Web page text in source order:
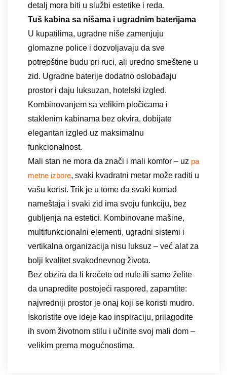
detalj mora biti u službi estetike i reda.
Tuš kabina sa nišama i ugradnim baterijama
U kupatilima, ugradne niše zamenjuju
glomazne police i dozvoljavaju da sve
potrepštine budu pri ruci, ali uredno smeštene u
zid. Ugradne baterije dodatno oslobađaju
prostor i daju luksuzan, hotelski izgled.
Kombinovanjem sa velikim pločicama i
staklenim kabinama bez okvira, dobijate
elegantan izgled uz maksimalnu
funkcionalnost.
Mali stan ne mora da znači i mali komfor – uz pa
metne izbore, svaki kvadratni metar može raditi u
vašu korist. Trik je u tome da svaki komad
nameštaja i svaki zid ima svoju funkciju, bez
gubljenja na estetici. Kombinovane mašine,
multifunkcionalni elementi, ugradni sistemi i
vertikalna organizacija nisu luksuz – već alat za
bolji kvalitet svakodnevnog života.
Bez obzira da li krećete od nule ili samo želite
da unapredite postojeći raspored, zapamtite:
najvredniji prostor je onaj koji se koristi mudro.
Iskoristite ove ideje kao inspiraciju, prilagodite
ih svom životnom stilu i učinite svoj mali dom –
velikim prema mogućnostima.